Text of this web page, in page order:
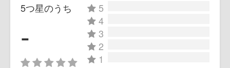
5つ星のうち
-
5
4
3
2
1